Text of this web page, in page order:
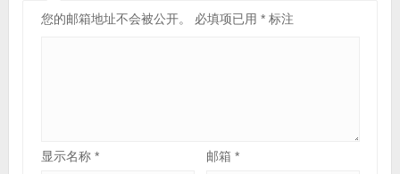
您的邮箱地址不会被公开。 必填项已用 *标注
显示名称 * 邮箱*